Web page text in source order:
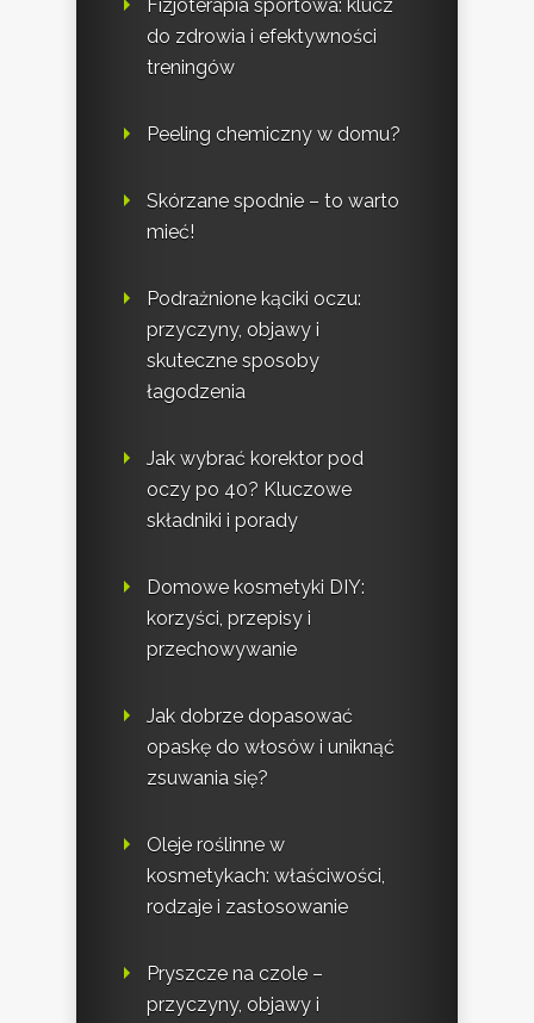
Fizjoterapia sportowa: klucz
do zdrowia i efektywności
treningów
Peeling chemiczny w domu?
Skórzane spodnie – to warto
mieć!
Podrażnione kąciki oczu:
przyczyny, objawy i
skuteczne sposoby
łagodzenia
Jak wybrać korektor pod
oczy po 40? Kluczowe
składniki i porady
Domowe kosmetyki DIY:
korzyści, przepisy i
przechowywanie
Jak dobrze dopasować
opaskę do włosów i uniknąć
zsuwania się?
Oleje roślinne w
kosmetykach: właściwości,
rodzaje i zastosowanie
Pryszcze na czole –
przyczyny, objawy i